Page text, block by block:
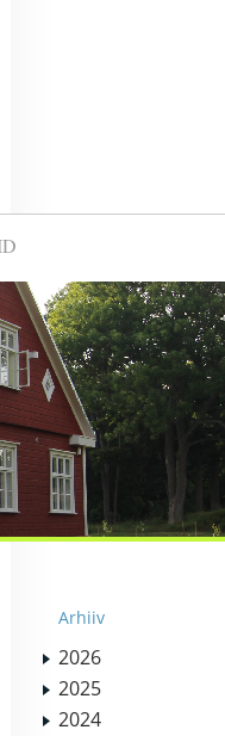
Arhiiv
2026
2025
2024